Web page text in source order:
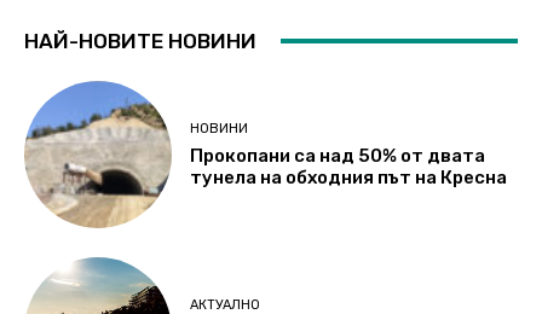
НАЙ-НОВИТЕ НОВИНИ
НОВИНИ
Прокопани са над 50% от двата
тунела на обходния път на Кресна
АКТУАЛНО